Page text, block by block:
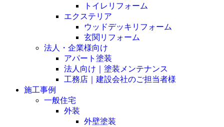
トイレリフォーム
エクステリア
ウッドデッキリフォーム
玄関リフォーム
法人・企業様向け
アパート塗装
法人向け｜塗装メンテナンス
工務店｜建設会社のご担当者様
施工事例
一般住宅
外装
外壁塗装